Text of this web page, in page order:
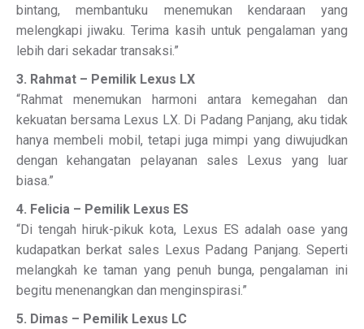
bintang, membantuku menemukan kendaraan yang
melengkapi jiwaku. Terima kasih untuk pengalaman yang
lebih dari sekadar transaksi.”
3. Rahmat – Pemilik Lexus LX
“Rahmat menemukan harmoni antara kemegahan dan
kekuatan bersama Lexus LX. Di Padang Panjang, aku tidak
hanya membeli mobil, tetapi juga mimpi yang diwujudkan
dengan kehangatan pelayanan sales Lexus yang luar
biasa.”
4. Felicia – Pemilik Lexus ES
“Di tengah hiruk-pikuk kota, Lexus ES adalah oase yang
kudapatkan berkat sales Lexus Padang Panjang. Seperti
melangkah ke taman yang penuh bunga, pengalaman ini
begitu menenangkan dan menginspirasi.”
5. Dimas – Pemilik Lexus LC